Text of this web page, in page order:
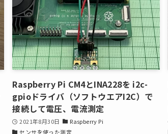
Raspberry Pi CM4とINA228を i2c-
gpioドライバ（ソフトウエアI2C）で
接続して電圧、電流測定
2021年8月30日
Raspberry Pi
センサを使った測定